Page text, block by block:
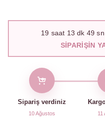
19 saat 13 dk 48
SIPARIŞIN
Sipariş verdiniz
10 Ağustos 11